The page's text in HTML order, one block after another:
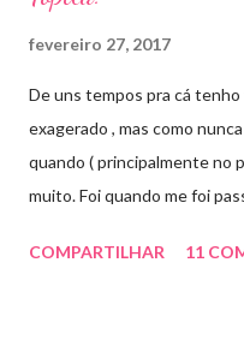
fevereiro 27, 2017
De uns tempos pra cá tenho
exagerado , mas como
quando ( principalmente no
muito. Foi quando me foi
uma consulta com o
COMPARTILHAR 11